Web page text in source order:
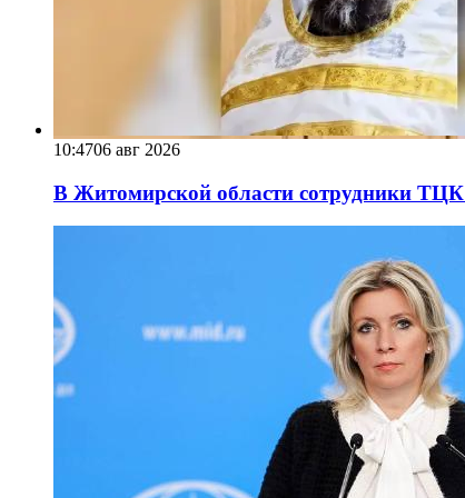
10:4706 авг 2026
В Житомирской области сотрудники